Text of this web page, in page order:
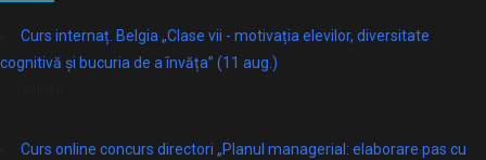
Curs internaț. Belgia „Clase vii - motivația elevilor, diversitate
cognitivă și bucuria de a învăța” (11 aug.)
Curs online concurs directori „Planul managerial: elaborare pas cu